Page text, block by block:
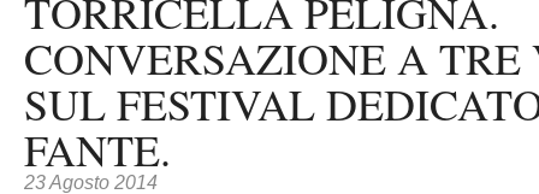
TORRICELLA PELIGNA.
CONVERSAZIONE A TRE
SUL FESTIVAL
FANTE.
23 Agosto 2014